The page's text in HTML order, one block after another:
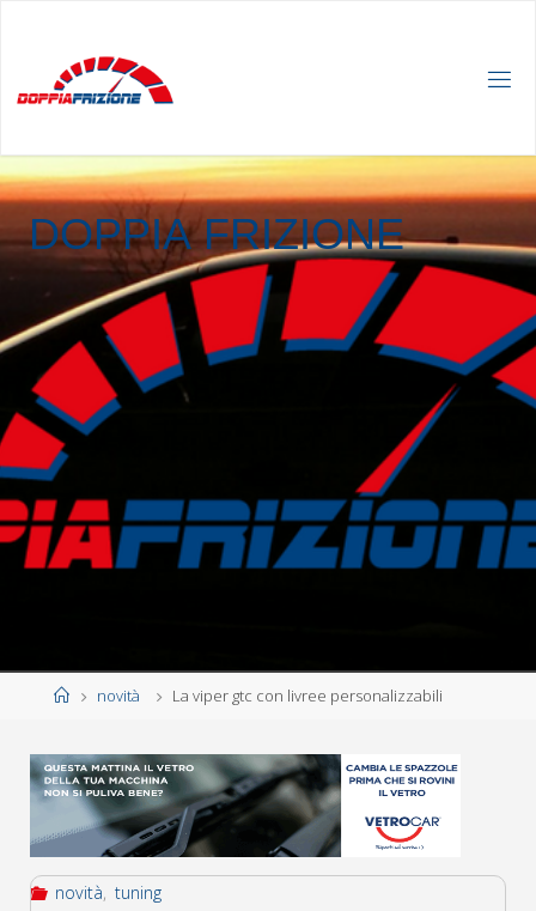
DOPPIA FRIZIONE
Homenovità La viper gtc con livree personalizzabili
novità, tuning